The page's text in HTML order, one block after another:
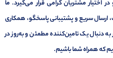
اختیار مشتریان گرامی قرار می‌گیرد. ما
ارسال سریع و پشتیبانی پاسخگو، همکاری
دنبال یک تامین‌کننده مطمئن و به‌روز در
که همراه شما باشیم.